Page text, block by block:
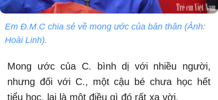
Em Đ.M.C chia sẻ về mong ước của bản thân (Ảnh:
Hoài Linh).
Mong ước của C. bình dị với nhiều người,
nhưng đối với C., một cậu bé chưa học hết
tiểu học, lại là một điều gì đó rất xa vời.